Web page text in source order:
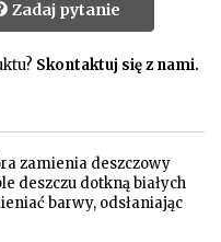
Zadaj pytanie
Skontaktuj się z nami.
zamienia deszczowy
deszczu dotkną białych
barwy, odsłaniając